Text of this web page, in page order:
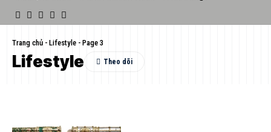
Trang chủ - Lifestyle - Page 3
Lifestyle